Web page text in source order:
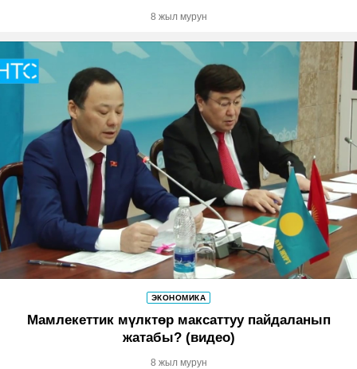
8 жыл мурун
ЭКОНОМИКА
Мамлекеттик мүлктөр максаттуу пайдаланып
жатабы? (видео)
8 жыл мурун